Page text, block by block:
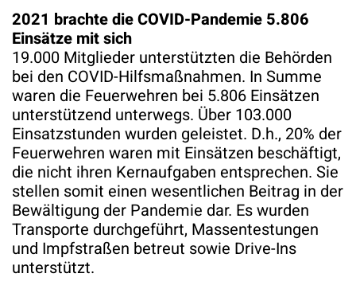
2021 brachte die COVID-Pandemie 5.806
Einsätze mit sich
19.000 Mitglieder unterstützten die Behörden
bei den COVID-Hilfsmaßnahmen. In Summe
waren die Feuerwehren bei 5.806 Einsätzen
unterstützend unterwegs. Über 103.000
Einsatzstunden wurden geleistet. D.h., 20% der
Feuerwehren waren mit Einsätzen beschäftigt,
die nicht ihren Kernaufgaben entsprechen. Sie
stellen somit einen wesentlichen Beitrag in der
Bewältigung der Pandemie dar. Es wurden
Transporte durchgeführt, Massentestungen
und Impfstraßen betreut sowie Drive-Ins
unterstützt.